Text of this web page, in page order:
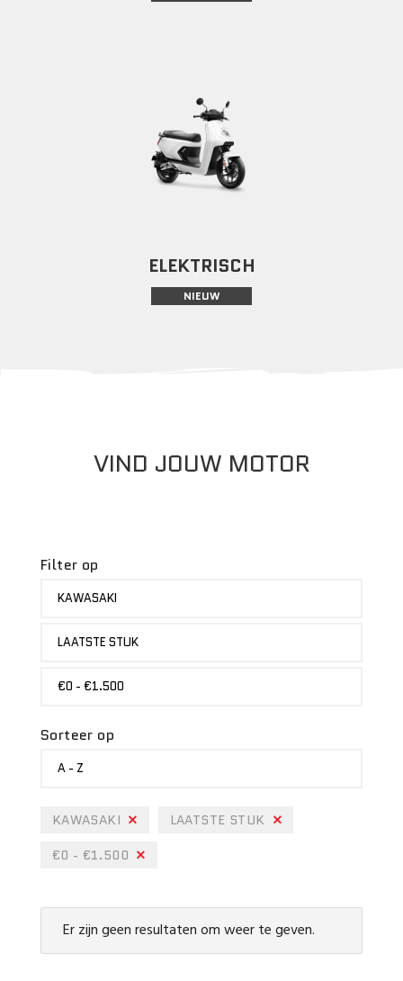
ELEKTRISCH
NIEUW
VIND JOUW MOTOR
Filter op
KAWASAKI
LAATSTE STUK
€0 - €1.500
Sorteer op
A - Z
KAWASAKI
LAATSTE STUK
€0 - €1.500
Er zijn geen resultaten om weer te geven.